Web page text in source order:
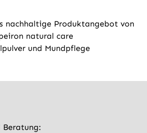
nachhaltige Produktangebot von
natural care
und Mundpflege
Beratung: